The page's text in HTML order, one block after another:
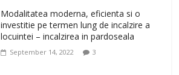
alegere buna, Oglinda de baie cu mărire
0
Modalitatea moderna, eficienta si o
investitie pe termen lung de incalzire a
locuintei – incalzirea in pardoseala
September 14, 2022 3